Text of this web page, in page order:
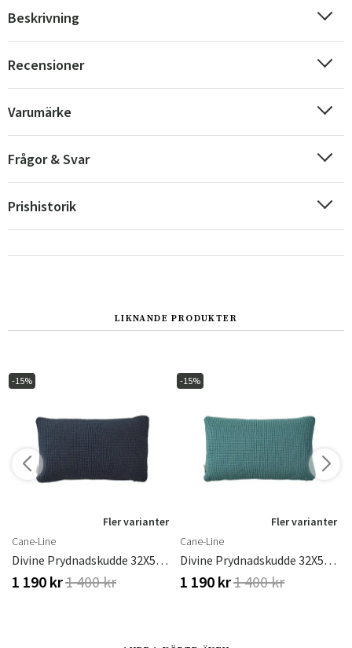
Beskrivning
Recensioner
Varumärke
Frågor & Svar
Prishistorik
LIKNANDE PRODUKTER
-15%
Fler varianter
Cane-Line
Divine Prydnadskudde 32X52 Blå
1 190 kr1 400 kr
-15%
Fler varianter
Cane-Line
Divine Prydnadskudde 32X52 Turkos
1 190 kr1 400 kr